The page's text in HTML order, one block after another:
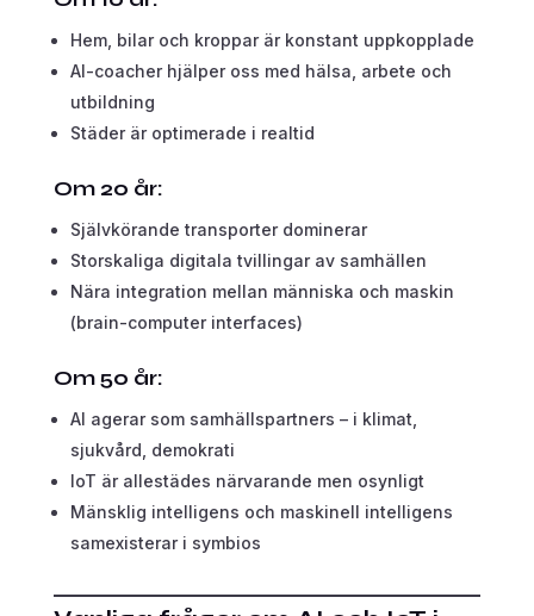
Hem, bilar och kroppar är konstant uppkopplade
AI-coacher hjälper oss med hälsa, arbete och
utbildning
Städer är optimerade i realtid
Om 20 år:
Självkörande transporter dominerar
Storskaliga digitala tvillingar av samhällen
Nära integration mellan människa och maskin
(brain-computer interfaces)
Om 50 år:
AI agerar som samhällspartners – i klimat,
sjukvård, demokrati
IoT är allestädes närvarande men osynligt
Mänsklig intelligens och maskinell intelligens
samexisterar i symbios